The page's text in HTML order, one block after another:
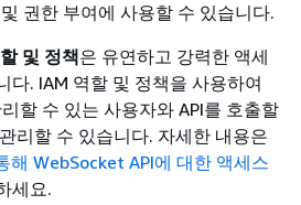
권한 부여에 사용할 수 있습니다.
및 정책은 유연하고 강력한 액세
다. IAM 역할 및 정책을 사용하여
할 수 있는 사용자와 API를 호출할
리할 수 있습니다. 자세한 내용은
해 WebSocket API에 대한 액세스
세요.